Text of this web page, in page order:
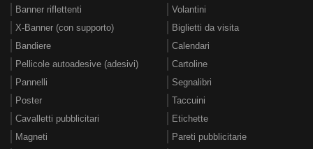
Banner riflettenti
X-Banner (con supporto)
Bandiere
Pellicole autoadesive (adesivi)
Pannelli
Poster
Cavalletti pubblicitari
Magneti
Volantini
Biglietti da visita
Calendari
Cartoline
Segnalibri
Taccuini
Etichette
Pareti pubblicitarie